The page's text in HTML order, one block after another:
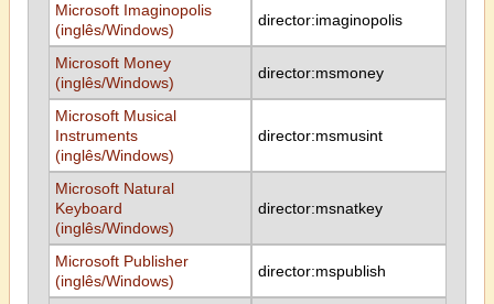
Microsoft Imaginopolis
(inglês/Windows)
director:imaginopolis
Microsoft Money
(inglês/Windows)
director:msmoney
Microsoft Musical
Instruments
(inglês/Windows)
director:msmusint
Microsoft Natural
Keyboard
(inglês/Windows)
director:msnatkey
Microsoft Publisher
(inglês/Windows)
director:mspublish